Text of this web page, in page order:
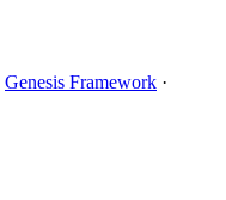
Genesis Framework ·